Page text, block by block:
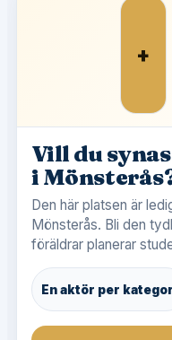
+
Vill du
i
Den här platsen är
Mönsterås. Bli den
föräldrar planerar
En aktör per